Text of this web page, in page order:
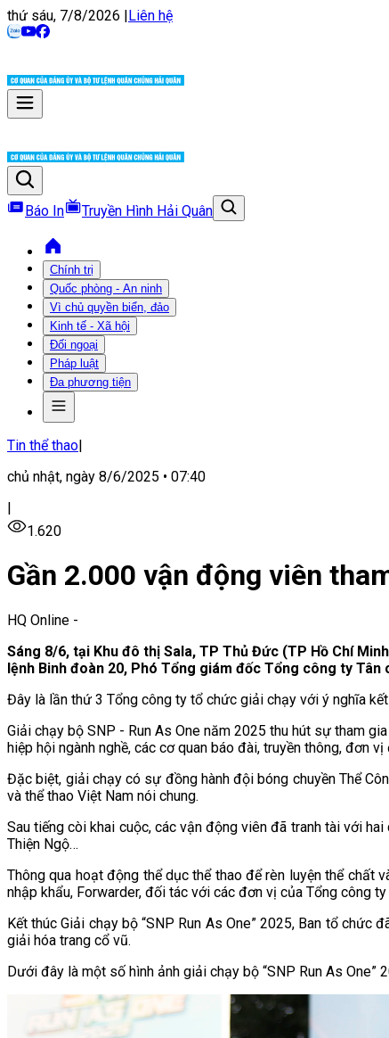
thứ sáu, 7/8/2026 |Liên hệ
Báo In Truyền Hình Hải Quân
Chính trị
Quốc phòng - An ninh
Vì chủ quyền biển, đảo
Kinh tế - Xã hội
Đối ngoại
Pháp luật
Đa phương tiện
Tin thể thao|
chủ nhật, ngày 8/6/2025 • 07:40
|
1.620
Gần 2.000 vận động viên
HQ Online -
Sáng 8/6, tại Khu đô thị Sala, TP Thủ Đức (TP Hồ Chí
lệnh Binh đoàn 20, Phó Tổng giám đốc Tổng công ty Tân
Đây là lần thứ 3 Tổng công ty tổ chức giải chạy với ý nghĩa
Giải chạy bộ SNP - Run As One năm 2025 thu hút sự tham
hiệp hội ngành nghề, các cơ quan báo đài, truyền thông, đơn
Đặc biệt, giải chạy có sự đồng hành đội bóng chuyền Thể
và thể thao Việt Nam nói chung.
Sau tiếng còi khai cuộc, các vận động viên đã tranh tài với
Thiện Ngộ…
Thông qua hoạt động thể dục thể thao để rèn luyện thể chất
nhập khẩu, Forwarder, đối tác với các đơn vị của Tổng công ty
Kết thúc Giải chạy bộ “SNP Run As One” 2025, Ban tổ
giải hóa trang cổ vũ.
Dưới đây là một số hình ảnh giải chạy bộ “SNP Run As One”